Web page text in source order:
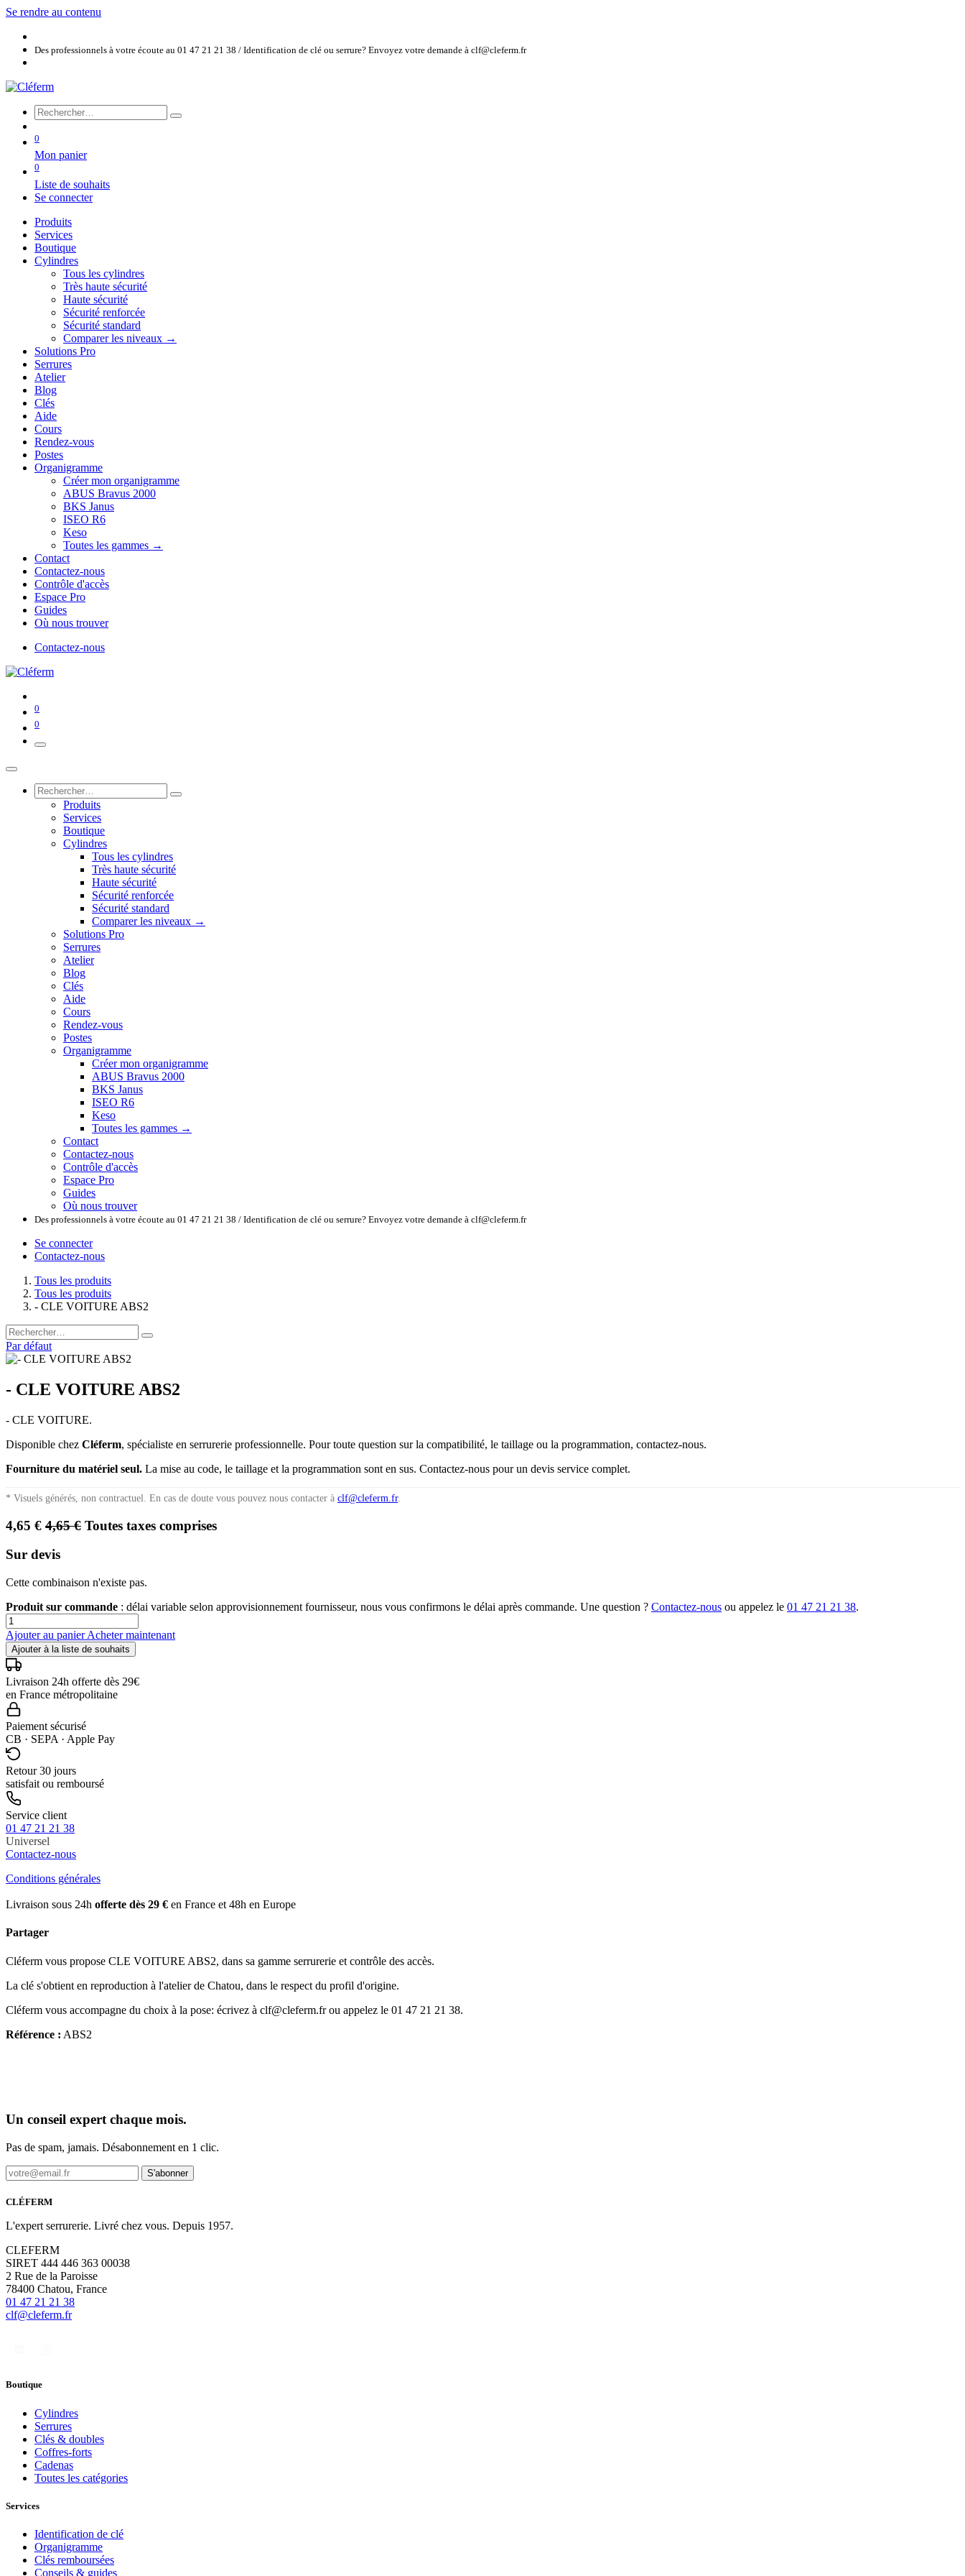
Se rendre au contenu
Des professionnels à votre écoute au 01 47 21 21 38 / Identification de clé ou serrure? Envoyez votre demande à clf@cleferm.fr
0
Mon panier
0
Liste de souhaits
Se connecter
Produits
Services
Boutique
Cylindres
Tous les cylindres
Très haute sécurité
Haute sécurité
Sécurité renforcée
Sécurité standard
Comparer les niveaux →
Solutions Pro
Serrures
Atelier
Blog
Clés
Aide
Cours
Rendez-vous
Postes
Organigramme
Créer mon organigramme
ABUS Bravus 2000
BKS Janus
ISEO R6
Keso
Toutes les gammes →
Contact
Contactez-nous
Contrôle d'accès
Espace Pro
Guides
Où nous trouver
Contactez-nous
0
0
Produits
Services
Boutique
Cylindres
Tous les cylindres
Très haute sécurité
Haute sécurité
Sécurité renforcée
Sécurité standard
Comparer les niveaux →
Solutions Pro
Serrures
Atelier
Blog
Clés
Aide
Cours
Rendez-vous
Postes
Organigramme
Créer mon organigramme
ABUS Bravus 2000
BKS Janus
ISEO R6
Keso
Toutes les gammes →
Contact
Contactez-nous
Contrôle d'accès
Espace Pro
Guides
Où nous trouver
Des professionnels à votre écoute au 01 47 21 21 38 / Identification de clé ou serrure? Envoyez votre demande à clf@cleferm.fr
Se connecter
Contactez-nous
Tous les produits
Tous les produits
- CLE VOITURE ABS2
Par défaut
- CLE VOITURE ABS2
- CLE VOITURE.
Disponible chez Cléferm, spécialiste en serrurerie professionnelle. Pour toute question sur la compatibilité, le taillage ou la programmation, contactez-nous.
Fourniture du matériel seul. La mise au code, le taillage et la programmation sont en sus. Contactez-nous pour un devis service complet.
* Visuels générés, non contractuel. En cas de doute vous pouvez nous contacter à clf@cleferm.fr.
4,65 € 4,65€ Toutes taxes comprises
Sur devis
Cette combinaison n'existe pas.
Produit sur commande : délai variable selon approvisionnement fournisseur, nous vous confirmons le délai après commande. Une question ? Contactez-nous ou appelez le 01 47 21 21 38.
Ajouter au panierAcheter maintenant
Ajouter à la liste de souhaits
Livraison 24h offerte dès 29€
en France métropolitaine
Paiement sécurisé
CB · SEPA · Apple Pay
Retour 30 jours
satisfait ou remboursé
Service client
01 47 21 21 38
Universel
Contactez-nous
Conditions générales
Livraison sous 24h offerte dès 29 € en France et 48h en Europe
Partager
Cléferm vous propose CLE VOITURE ABS2, dans sa gamme serrurerie et contrôle des accès.
La clé s'obtient en reproduction à l'atelier de Chatou, dans le respect du profil d'origine.
Cléferm vous accompagne du choix à la pose: écrivez à clf@cleferm.fr ou appelez le 01 47 21 21 38.
Référence : ABS2
Un conseil expert chaque mois.
Pas de spam, jamais. Désabonnement en 1 clic.
S'abonner
CLÉFERM
L'expert serrurerie. Livré chez vous. Depuis 1957.
CLEFERM
SIRET 444 446 363 00038
2 Rue de la Paroisse
78400 Chatou, France
01 47 21 21 38
clf@cleferm.fr
Boutique
Cylindres
Serrures
Clés & doubles
Coffres-forts
Cadenas
Toutes les catégories
Services
Identification de clé
Organigramme
Clés remboursées
Conseils & guides